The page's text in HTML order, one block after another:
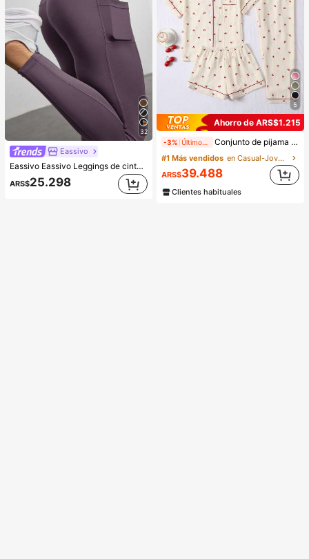
32
Eassivo
Eassivo Eassivo Leggings de cintura alta casuales y de fitness para mujer con bolsillos, pantalones de yoga
ARS$25.298
5
Ahorro de ARS$1.215
-3% Conjunto de pijama de 3 piezas con estampado de cerezas y textura de burbujas para mujer - Top de manga corta con cuello de botones, shorts y pantalones, cómodo
#1 Más vendidos
en Casual-Joven Conjuntos de pijama para mujer
ARS$39.488
800+ vendidos
Clientes habituales